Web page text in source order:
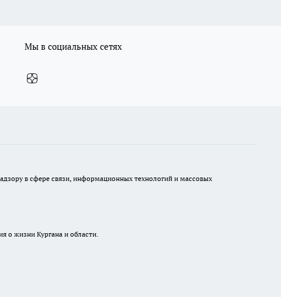
Мы в социальных сетях
в сфере связи, информационных технологий и массовых
о жизни Кургана и области.